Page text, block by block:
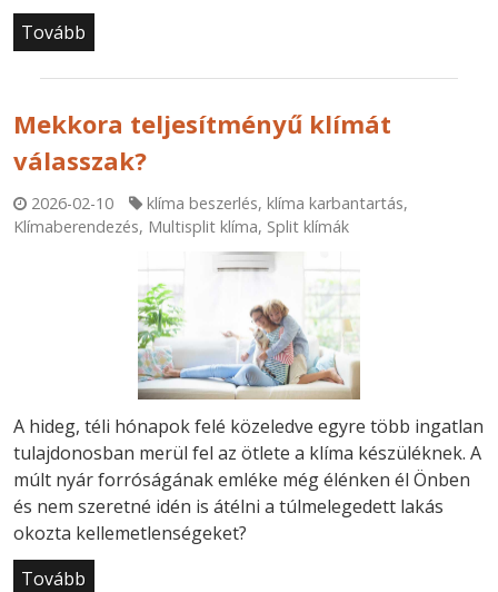
Tovább
Mekkora teljesítményű klímát
válasszak?
2026-02-10 klíma beszerlés,klíma karbantartás,
Klímaberendezés, Multisplit klíma, Split klímák
A hideg, téli hónapok felé közeledve egyre több ingatlan
tulajdonosban merül fel az ötlete a klíma készüléknek. A
múlt nyár forróságának emléke még élénken él Önben
és nem szeretné idén is átélni a túlmelegedett lakás
okozta kellemetlenségeket?
Tovább